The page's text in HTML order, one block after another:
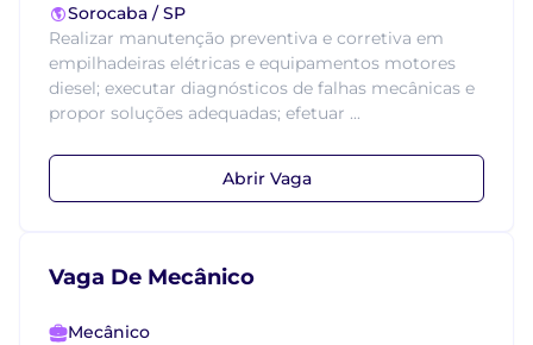
Sorocaba / SP
Realizar manutenção preventiva e corretiva em
empilhadeiras elétricas e equipamentos motores
diesel; executar diagnósticos de falhas mecânicas e
propor soluções adequadas; efetuar ...
Abrir Vaga
Vaga De Mecânico
Mecânico